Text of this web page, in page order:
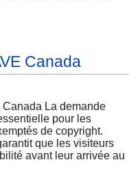
Canada
La demande
pour les
de copyright.
que les visiteurs
avant leur arrivée au